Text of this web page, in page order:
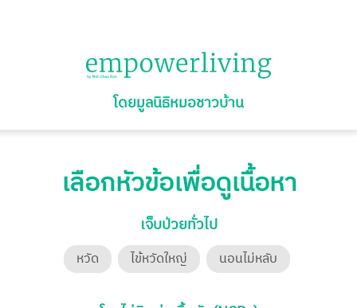
โดยมูลนิธิหมอชาวบ้าน
เลือกหัวข้อเพื่อดูเนื้อหา
เจ็บป่วยทั่วไป
หวัด ไข้หวัดใหญ่ นอนไม่หลับ